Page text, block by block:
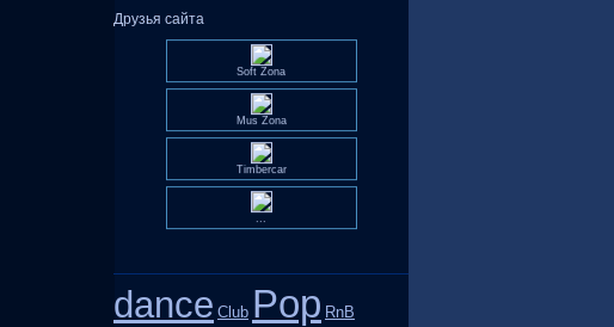
Друзья сайта
Soft Zona
Mus Zona
Timbercar
...
dance Club Pop RnB